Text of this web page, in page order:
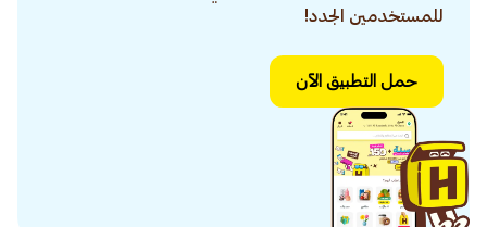
للمستخدمين الجدد!
حمل التطبيق الآن